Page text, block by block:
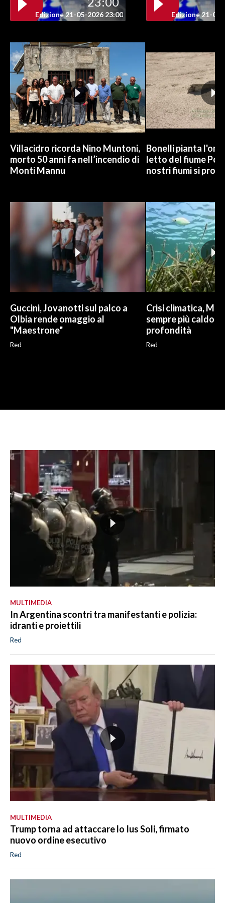
INFO AZIENDE
ANNUNCI
NECROLOGI
PUBBLICITÀ
SPIAGGE
STORE
Edizione 21-05-2026 23:00 Edizione 21-05-
Villacidro ricorda Nino Muntoni,
morto 50 anni fa nell’incendio di
Monti Mannu
Bonelli pianta
letto del fiume Po:
nostri fiumi si
Guccini, Jovanotti sul palco a
Olbia rende omaggio al
"Maestrone"
Red
Crisi climatica,
sempre più caldo
profondità
Red
MULTIMEDIA
In Argentina scontri tra manifestanti e polizia:
idranti e proiettili
Red
MULTIMEDIA
Trump torna ad attaccare lo Ius Soli, firmato
nuovo ordine esecutivo
Red